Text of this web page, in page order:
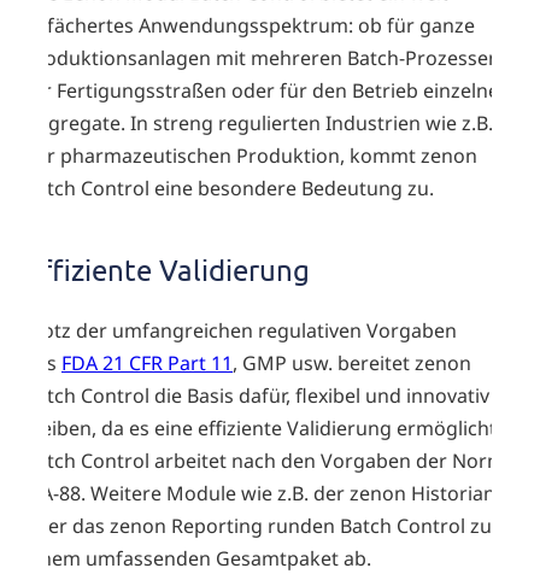
gefächertes Anwendungsspektrum: ob für ganze
Produktionsanlagen mit mehreren Batch-Prozessen,
für Fertigungsstraßen oder für den Betrieb einzelner
Aggregate. In streng regulierten Industrien wie z.B. in
der pharmazeutischen Produktion, kommt zenon
Batch Control eine besondere Bedeutung zu.
Effiziente Validierung
Trotz der umfangreichen regulativen Vorgaben
aus FDA 21 CFR Part 11, GMP usw. bereitet zenon
Batch Control die Basis dafür, flexibel und innovativ zu
bleiben, da es eine effiziente Validierung ermöglicht.
Batch Control arbeitet nach den Vorgaben der Norm
ISA-88. Weitere Module wie z.B. der zenon Historian
oder das zenon Reporting runden Batch Control zu
einem umfassenden Gesamtpaket ab.